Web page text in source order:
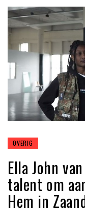
OVERIG
Ella John
talent om
Hem in